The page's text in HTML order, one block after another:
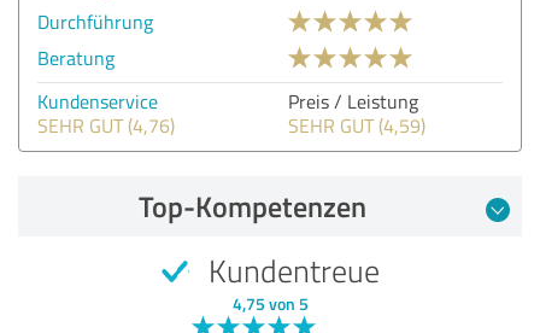
Durchführung
Beratung
Kundenservice
SEHR GUT (4,76)
Preis / Leistung
SEHR GUT (4,59)
Top-Kompetenzen
Kundentreue
4,75 von 5